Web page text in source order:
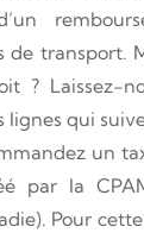
de transport.
? Laissez-
lignes qui
un
par la
Pour